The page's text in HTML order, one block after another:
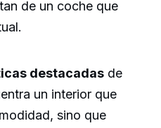
de un coche que
destacadas de
un interior que
sino que